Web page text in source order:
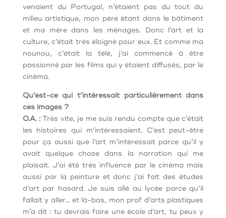
venaient du Portugal, n’étaient pas du tout du
milieu artistique, mon père étant dans le bâtiment
et ma mère dans les ménages. Donc l’art et la
culture, c’était très éloigné pour eux. Et comme ma
nounou, c’était la télé, j’ai commencé à être
passionné par les films qui y étaient diffusés, par le
cinéma.
Qu’est-ce qui t’intéressait particulièrement dans
ces images ?
O.A. :Très vite, je me suis rendu compte que c’était
les histoires qui m’intéressaient. C’est peut-être
pour ça aussi que l’art m’intéressait parce qu’il y
avait quelque chose dans la narration qui me
plaisait. J’ai été très influencé par le cinéma mais
aussi par la peinture et donc j’ai fait des études
d’art par hasard. Je suis allé au lycée parce qu’il
fallait y aller… et là-bas, mon prof d’arts plastiques
m’a dit : tu devrais faire une école d’art, tu peux y